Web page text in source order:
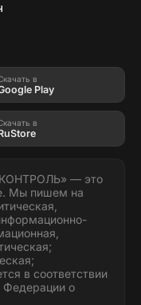
в
Play
в
КОНТРОЛЬ» — это
Мы пишем на
в соответствии
Федерации о